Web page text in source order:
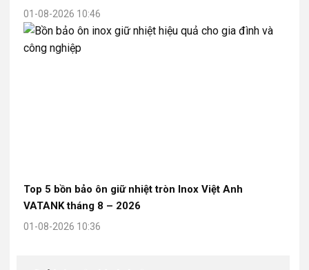
01-08-2026 10:46
Top 5 bồn bảo ôn giữ nhiệt tròn Inox Việt Anh
VATANK tháng 8 – 2026
01-08-2026 10:36